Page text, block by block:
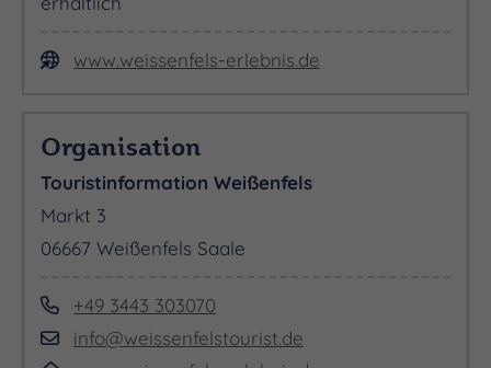
www.weissenfels-erlebnis.de
Organisation
Touristinformation Weißenfels
Markt 3
06667 Weißenfels Saale
+49 3443 303070
info@weissenfelstourist.de